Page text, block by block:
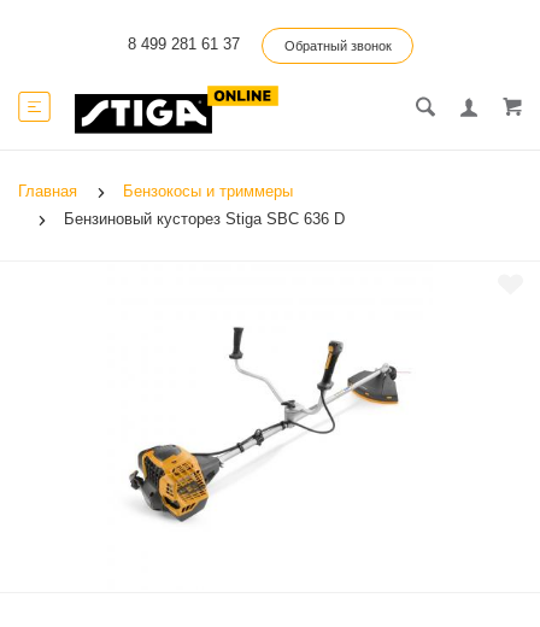
8 499 281 61 37 Обратный звонок
Главная
Бензокосы и триммеры
Бензиновый кусторез Stiga SBC 636 D